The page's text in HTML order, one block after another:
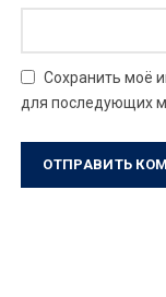
Сохранить моё
для последующих